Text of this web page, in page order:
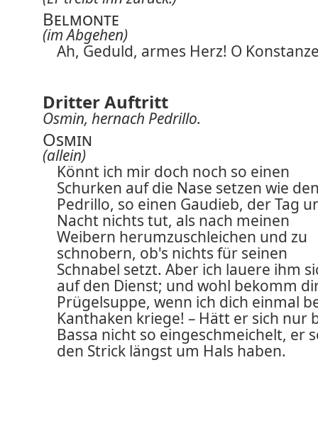
Belmonte
(im Abgehen)
Ah, Geduld, armes Herz! O
Dritter Auftritt
Osmin, hernach Pedrillo.
Osmin
(allein)
Könnt ich mir doch noch so einen
Schurken auf die Nase setzen wie
Pedrillo, so einen Gaudieb, der Tag
Nacht nichts tut, als nach meinen
Weibern herumzuschleichen und zu
schnobern, ob's nichts für seinen
Schnabel setzt. Aber ich lauere ihm
auf den Dienst; und wohl bekomm
Prügelsuppe, wenn ich dich einmal
Kanthaken kriege! – Hätt er sich nur
Bassa nicht so eingeschmeichelt, er
den Strick längst um Hals haben.